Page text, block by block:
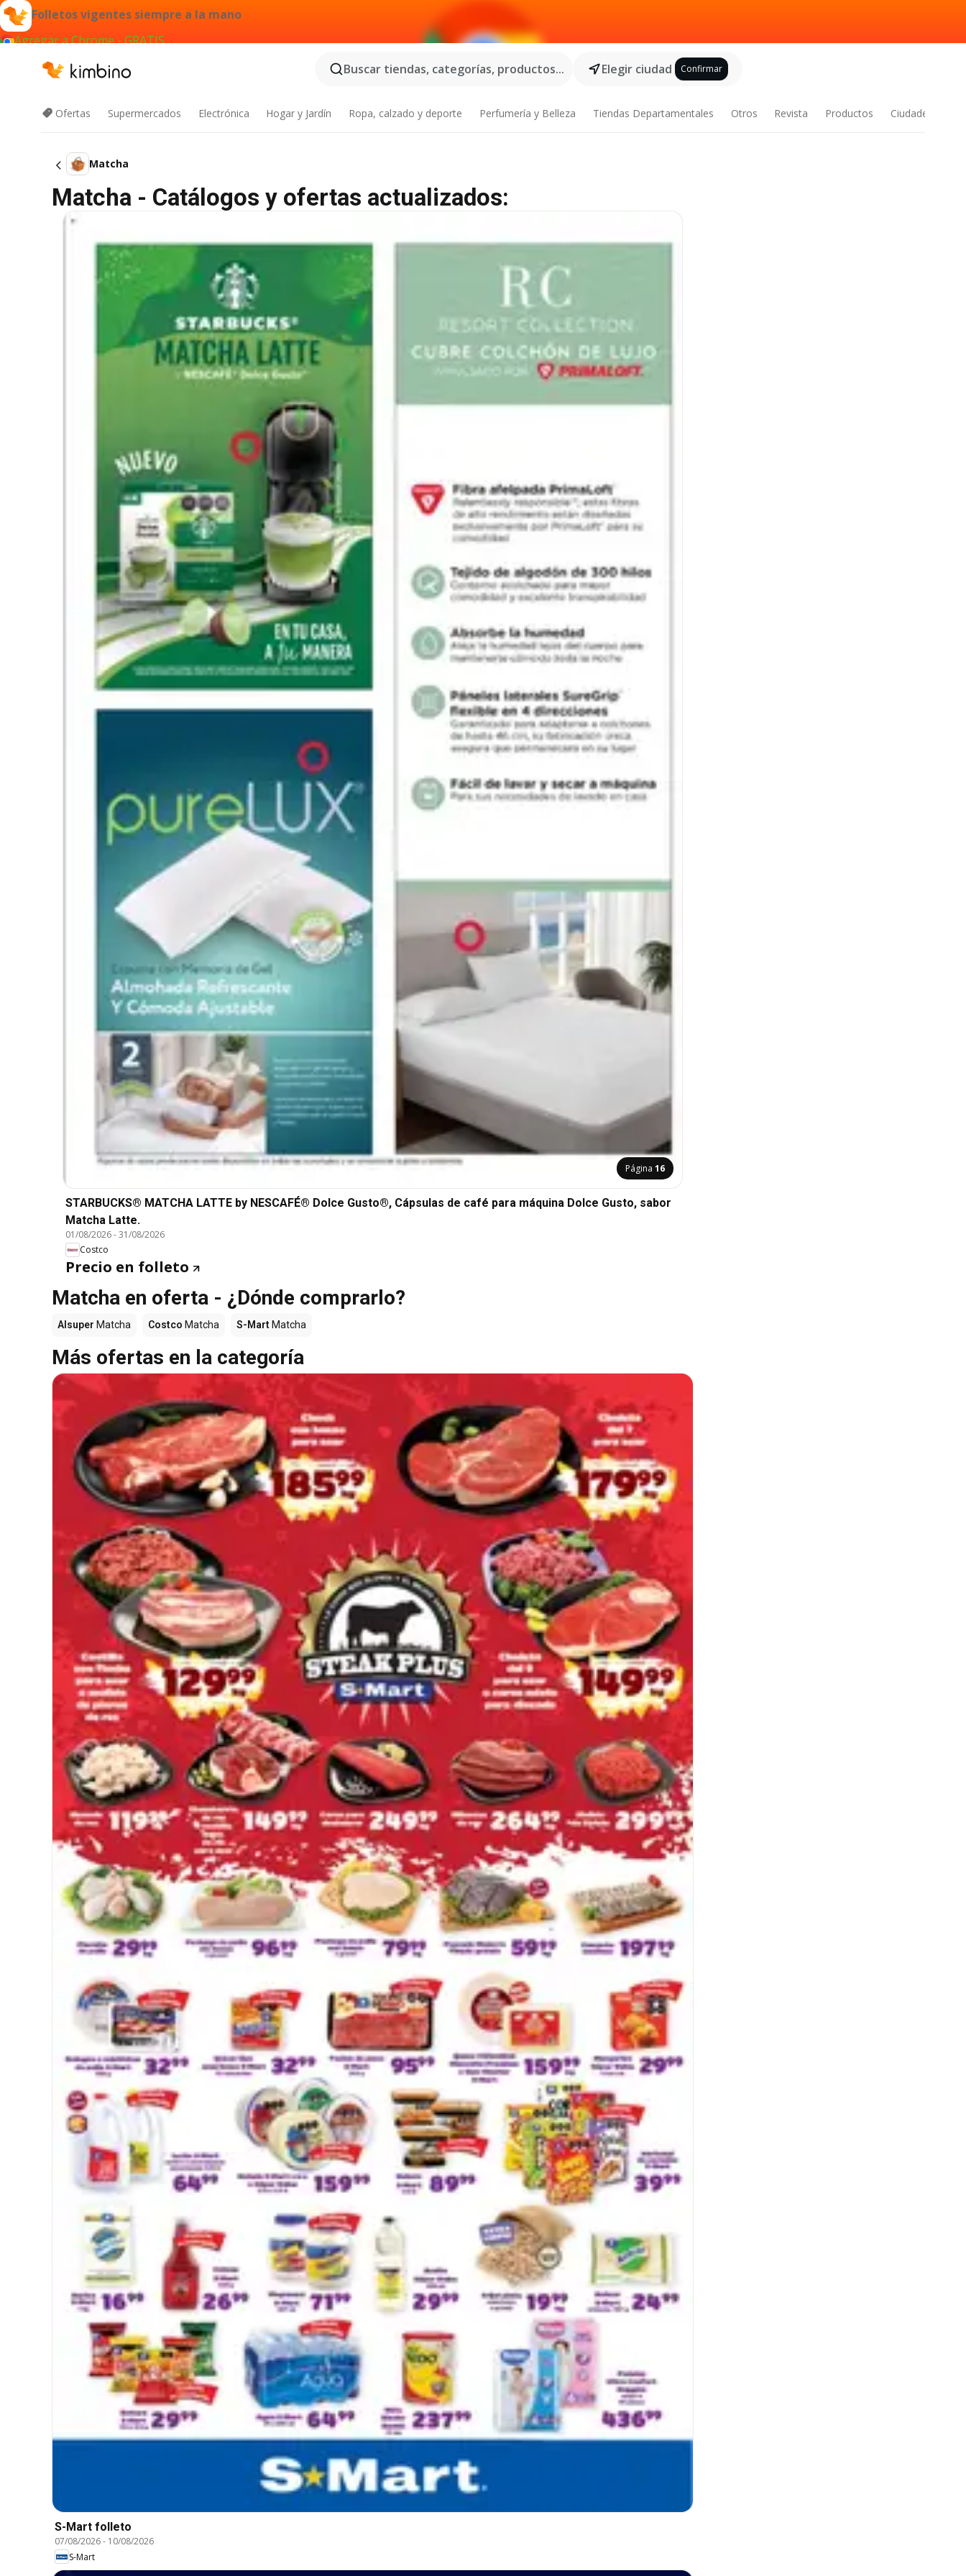
Folletos vigentes siempre a la mano
Agregar a Chrome - GRATIS
Buscar tiendas, categorías, productos...
Elegir ciudad Confirmar
Ofertas Supermercados Electrónica Hogar y Jardín Ropa, calzado y deporte Perfumería y Belleza Tiendas Departamentales Otros Revista Productos Ciudades
Matcha
Matcha - Catálogos y ofertas actualizados:
Página 16
STARBUCKS® MATCHA LATTE by NESCAFÉ® Dolce Gusto®, Cápsulas de café para máquina Dolce Gusto, sabor
Matcha Latte.
01/08/2026-31/08/2026
Costco
Precio en folleto
Matcha en oferta - ¿Dónde comprarlo?
Alsuper Matcha Costco Matcha S-Mart Matcha
Más ofertas en la categoría
S-Mart folleto
07/08/2026- 10/08/2026
S-Mart